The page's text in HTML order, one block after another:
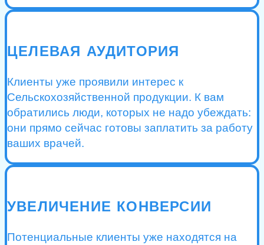
ЦЕЛЕВАЯ АУДИТОРИЯ
Клиенты уже проявили интерес к
Сельскохозяйственной продукции. К вам
обратились люди, которых не надо убеждать:
они прямо сейчас готовы заплатить за работу
ваших врачей.
УВЕЛИЧЕНИЕ КОНВЕРСИИ
Потенциальные клиенты уже находятся на